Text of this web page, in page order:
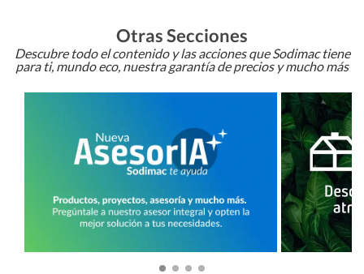
Otras Secciones
Descubre todo el contenido y las acciones que Sodimac tiene
para ti, mundo eco, nuestra garantía de precios y mucho más